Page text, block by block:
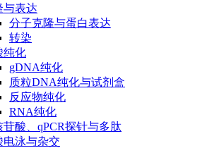
与表达
分子克隆与蛋白表达
转染
纯化
gDNA纯化
质粒DNA纯化与试剂盒
反应物纯化
RNA纯化
苷酸、qPCR探针与多肽
电泳与杂交